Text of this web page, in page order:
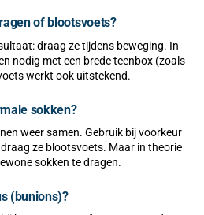
of blootsvoets?
draag ze tijdens beweging. In
nodig met een brede teenbox (zoals
werkt ook uitstekend.
sokken?
weer samen. Gebruik bij voorkeur
ze blootsvoets. Maar in theorie
sokken te dragen.
(bunions)?